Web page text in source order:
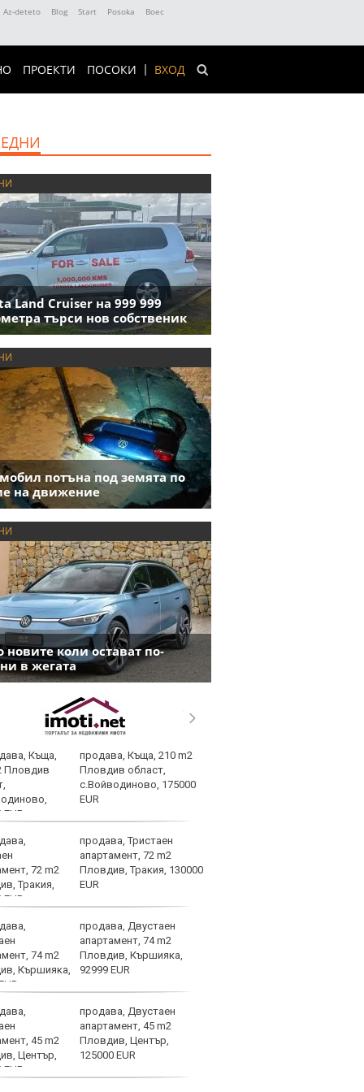
Az-deteto Blog Start Posoka
Boec
ВХОД
ПРОЕКТИ ПОСОКИ
Land Cruiser на 999 999
търси нов собственик
потъна под земята по
на движение
новите коли остават по-
в жегата
продава, Къща, 210 m2
Пловдив област,
с.Войводиново, 175000
EUR
продава, Тристаен
апартамент, 72 m2
Пловдив, Тракия, 130000
EUR
продава, Двустаен
апартамент, 74 m2
Пловдив, Кършияка,
92999 EUR
продава, Двустаен
апартамент, 45 m2
Пловдив, Център,
125000 EUR